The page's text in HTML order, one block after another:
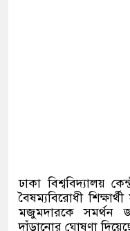
ঢাকা বিশ্ববিদ্যালয়
বৈষম্যবিরোধী
মজুমদারকে সমর্থন
দাঁড়ানোর ঘোষণা